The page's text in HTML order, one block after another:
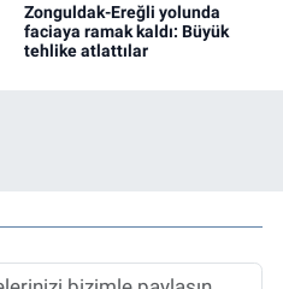
Zonguldak-Ereğli yolunda
faciaya ramak kaldı: Büyük
tehlike atlattılar